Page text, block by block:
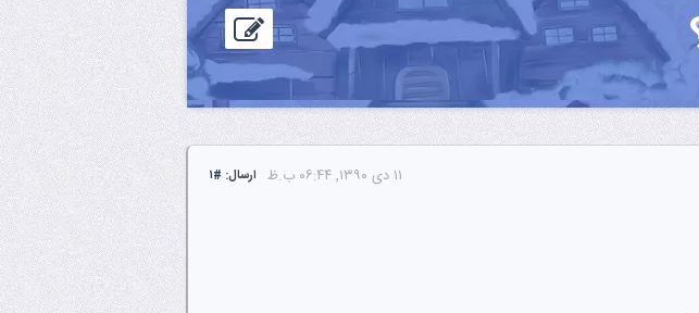
ارسال: #۱
۱۱ دى ۱۳۹۰, ۰۶:۴۴ ب.ظ